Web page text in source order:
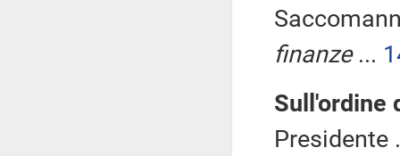
finanze...
Sull'ordine
Presidente